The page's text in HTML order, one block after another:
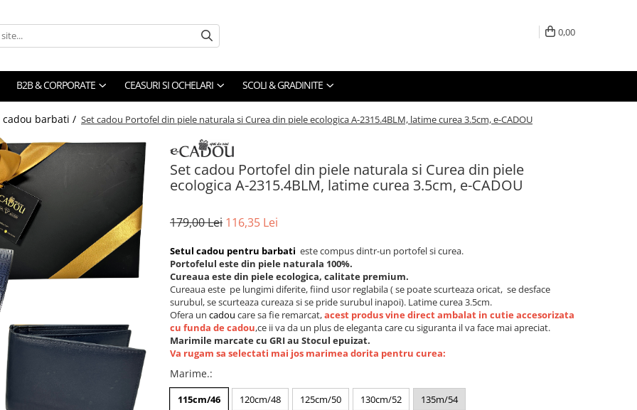
0,00
B2B & CORPORATE CEASURI SI OCHELARI SCOLI & GRADINITE
cadou barbati / Set cadou Portofel din piele naturala si Curea din piele ecologica A-2315.4BLM, latime curea 3.5cm, e-CADOU
Set cadou Portofel din piele naturala si Curea din piele
ecologica A-2315.4BLM, latime curea 3.5cm, e-CADOU
179,00 Lei 116,35 Lei
Setul cadou pentru barbati este compus dintr-un portofel si curea.
Portofelul este din piele naturala 100%.
Cureaua este din piele ecologica, calitate premium.
Cureaua este pe lungimi diferite, fiind usor reglabila ( se poate scurteaza oricat, se desface
surubul, se scurteaza cureaza si se pride surubul inapoi). Latime curea 3.5cm.
Ofera un cadou care sa fie remarcat,acest produs vine direct ambalat in cutie accesorizata
cu funda de cadou,ce ii va da un plus de eleganta care cu siguranta il va face mai apreciat.
Marimile marcate cu GRI au Stocul epuizat.
Va rugam sa selectati mai jos marimea dorita pentru curea:
Marime.:
115cm/46 120cm/48 125cm/50 130cm/52 135m/54